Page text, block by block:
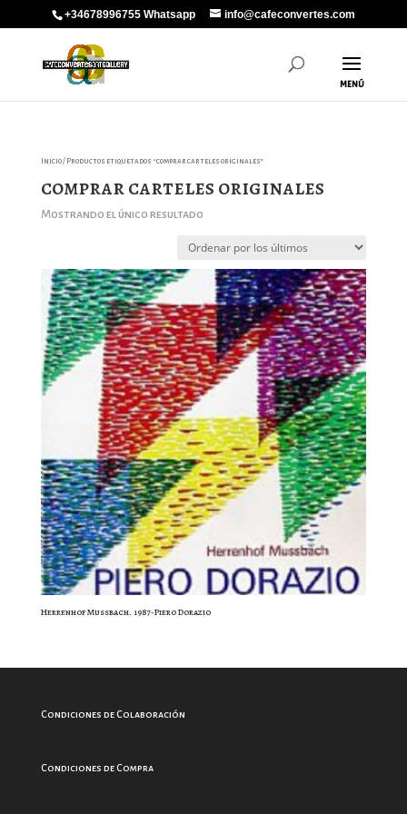
+34678996755 Whatsapp info@cafeconvertes.com
Inicio/ Productos etiquetados “comprar carteles originales”
comprar carteles originales
Mostrando el único resultado
Herrenhof Mussbach. 1987-Piero Dorazio
Condiciones de Colaboración
Condiciones de Compra